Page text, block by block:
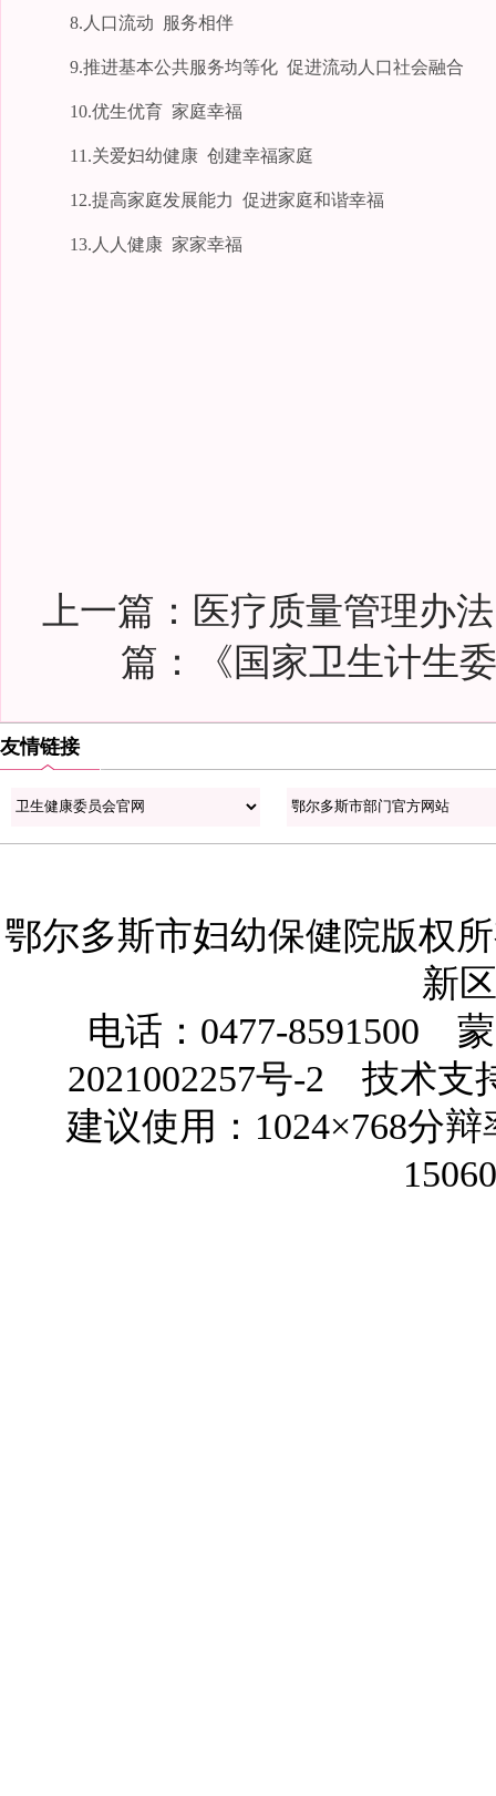
8.人口流动 服务相伴
9.推进基本公共服务均等化 促进流动人口社会融合
10.优生优育 家庭幸福
11.关爱妇幼健康 创建幸福家庭
12.提高家庭发展能力 促进家庭和谐幸福
13.人人健康 家家幸福
上一篇： 医疗质量管理办
篇：
《国家卫生计生
友情链接
鄂尔多斯市妇幼保健院版权
新
电话：0477-8591500
2021002257号-2 技术支
建议使用：1024×768